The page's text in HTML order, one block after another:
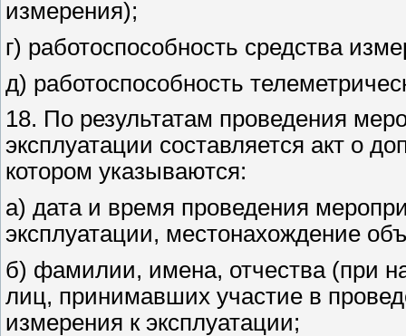
измерения);
г) работоспособность средства
д) работоспособность
18. По результатам проведения
эксплуатации составляется акт о
котором указываются:
а) дата и время проведения
эксплуатации, местонахождение
б) фамилии, имена, отчества (при
лиц, принимавших участие в
измерения к эксплуатации;